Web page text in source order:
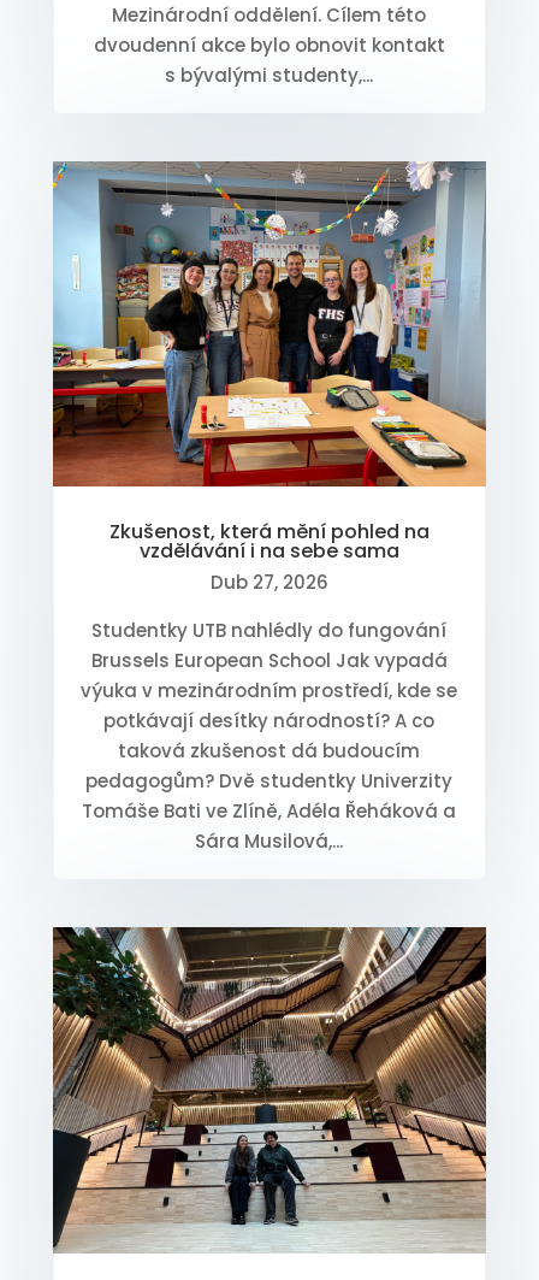
Mezinárodní oddělení. Cílem této
dvoudenní akce bylo obnovit kontakt
s bývalými studenty,...
Zkušenost, která mění pohled na
vzdělávání i na sebe sama
Dub 27, 2026
Studentky UTB nahlédly do fungování
Brussels European School Jak vypadá
výuka v mezinárodním prostředí, kde se
potkávají desítky národností? A co
taková zkušenost dá budoucím
pedagogům? Dvě studentky Univerzity
Tomáše Bati ve Zlíně, Adéla Řeháková a
Sára Musilová,...